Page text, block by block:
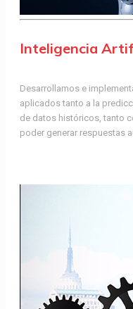
Inteligencia
Desarrollamos e
aplicados tanto a la
de datos históricos, tanto
poder generar respuestas